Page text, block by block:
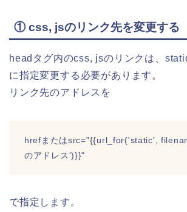
① css, jsのリンク先を変更する
headタグ内のcss, jsのリンクは、
に指定変更する必要があります。
リンク先のアドレスを
hrefまたはsrc="{{url_for('static',
のアドレス')}}"
で指定します。